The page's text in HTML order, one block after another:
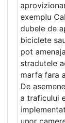
exemplu
dubele de
biciclete
pot
stradutele
marfa fara
De
a traficului